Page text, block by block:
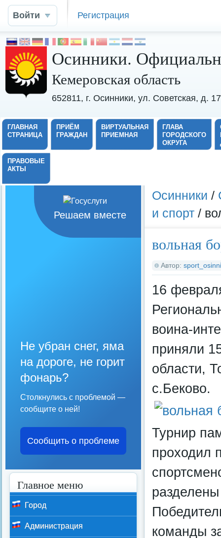
Войти Регистрация
Осинники.
Кемеровская область
652811, г. Осинники, ул. Советская, д.
ГЛАВНАЯ
СТРАНИЦА
ПРИЁМ
ГРАЖДАН
ВИРТУАЛЬНАЯ
ПРИЕМНАЯ
ГЛАВА
ГОРОДСКОГО
ОКРУГА
ПРАВОВЫЕ
АКТЫ
Осинники /
и спорт /
вольная
Автор:
16
воина-
приняли
области,
с.Беково.
Турнир
проходил
команды
Решаем вместе
Не убран снег, яма
на дороге, не горит
фонарь?
Столкнулись с проблемой —
сообщите о ней!
Сообщить о проблеме
Главное меню
Город
Администрация